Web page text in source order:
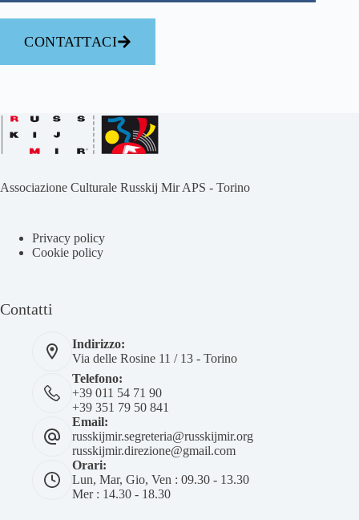
CONTATTACI
Associazione Culturale Russkij Mir APS - Torino
Privacy policy
Cookie policy
Contatti
Indirizzo:
Via delle Rosine 11 / 13 - Torino
Telefono:
+39 011 54 71 90
+39 351 79 50 841
Email:
russkijmir.segreteria@russkijmir.org
russkijmir.direzione@gmail.com
Orari:
Lun, Mar, Gio, Ven : 09.30 - 13.30
Mer : 14.30 - 18.30